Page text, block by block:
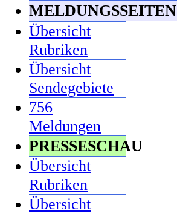
MELDUNGSSEITEN
Übersicht
Rubriken
Übersicht
Sendegebiete
756
Meldungen
PRESSESCHAU
Übersicht
Rubriken
Übersicht